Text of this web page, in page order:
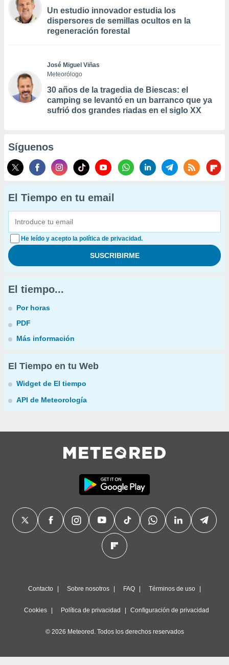
Un estudio innovador estudia los
dispersores de semillas ocultos en la
regeneración forestal
José Miguel Viñas
Meteorólogo
30 años de la tragedia de Biescas: el
camping se levantó en un barranco que ya
sufrió dos grandes riadas en el siglo XX
Síguenos
El Tiempo en tu email
He leído y acepto la política de privacidad.
El tiempo...
Por horas
PDF
Más información
El Tiempo en tu Web
Widget de El tiempo
API de Meteorología
Contacto Sobre nosotros FAQ Términos de uso
Cookies Política de privacidad Configuración de privacidad
© 2026 Meteored. Todos los derechos reservados